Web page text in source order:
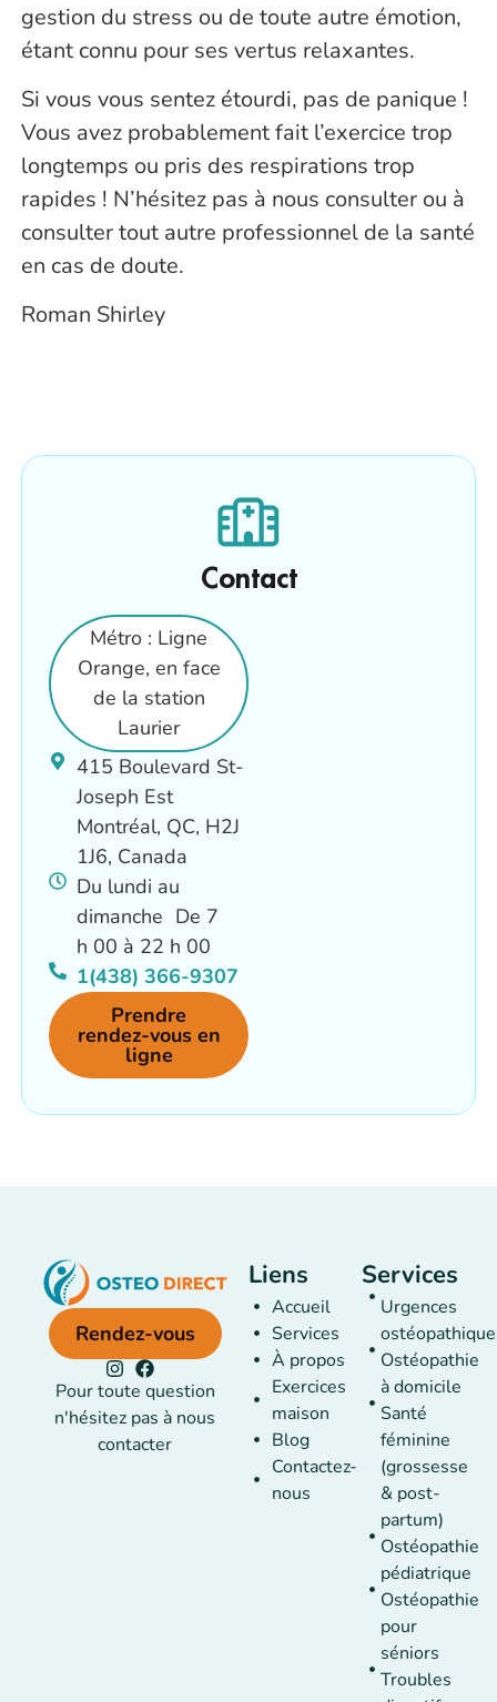
gestion du stress ou de toute autre émotion,
étant connu pour ses vertus relaxantes.
Si vous vous sentez étourdi, pas de panique !
Vous avez probablement fait l’exercice trop
longtemps ou pris des respirations trop
rapides ! N’hésitez pas à nous consulter ou à
consulter tout autre professionnel de la santé
en cas de doute.
Roman Shirley
Contact
Métro : Ligne
Orange, en face
de la station
Laurier
415 Boulevard St-
Joseph Est
Montréal, QC, H2J
1J6, Canada
Du lundi au
dimanche De 7
h 00 à 22 h 00
1(438) 366-9307
Prendre
rendez-vous en
ligne
Rendez-vous
Pour toute question
n'hésitez pas à nous
contacter
Liens
Accueil
Services
À propos
Exercices
maison
Blog
Contactez-
nous
Services
Urgences
Ostéopathie
à domicile
Santé
féminine
(grossesse
& post-
partum)
Ostéopathie
pédiatrique
Ostéopathie
pour
séniors
Troubles